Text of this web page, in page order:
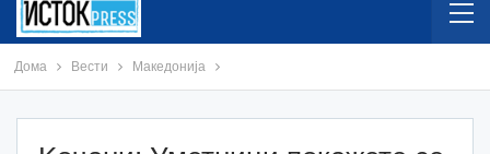
Дома Вести Македонија